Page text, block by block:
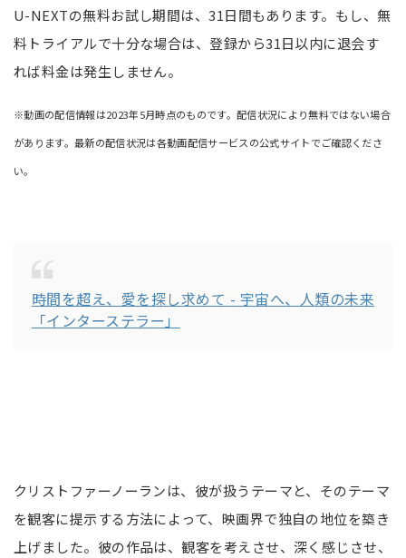
U-NEXTの無料お試し期間は、31日間もあります。もし、無
料トライアルで十分な場合は、登録から31日以内に退会す
れば料金は発生しません。
※動画の配信情報は2023年5月時点のものです。配信状況により無料ではない場合
があります。最新の配信状況は各動画配信サービスの公式サイトでご確認くださ
い。
時間を超え、愛を探し求めて - 宇宙へ、人類の未来
「インターステラー」
クリストファーノーランは、彼が扱うテーマと、そのテーマ
を観客に提示する方法によって、映画界で独自の地位を築き
上げました。彼の作品は、観客を考えさせ、深く感じさせ、